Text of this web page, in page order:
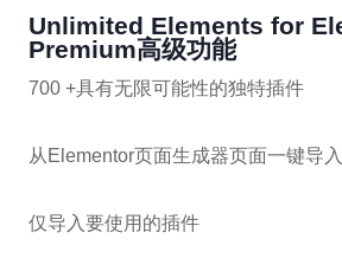
Unlimited Elements for
Premium高级功能
700 +具有无限可能性的独特插件
从Elementor页面生成器页面一键导
仅导入要使用的插件